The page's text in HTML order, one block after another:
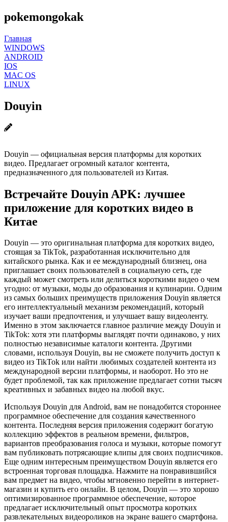
pokemongokak
Главная
WINDOWS
ANDROID
IOS
MAC OS
LINUX
Douyin
Douyin — официальная версия платформы для коротких
видео. Предлагает огромный каталог контента,
предназначенного для пользователей из Китая.
Встречайте Douyin APK: лучшее
приложение для коротких видео в
Китае
Douyin — это оригинальная платформа для коротких видео,
стоящая за TikTok, разработанная исключительно для
китайского рынка. Как и ее международный близнец, она
приглашает своих пользователей в социальную сеть, где
каждый может смотреть или делиться короткими видео о чем
угодно: от музыки, моды до образования и кулинарии. Одним
из самых больших преимуществ приложения Douyin является
его интеллектуальный механизм рекомендаций, который
изучает ваши предпочтения, и улучшает вашу видеоленту.
Именно в этом заключается главное различие между Douyin и
TikTok: хотя эти платформы выглядят почти одинаково, у них
полностью независимые каталоги контента. Другими
словами, используя Douyin, вы не сможете получить доступ к
видео из TikTok или найти любимых создателей контента из
международной версии платформы, и наоборот. Но это не
будет проблемой, так как приложение предлагает сотни тысяч
креативных и забавных видео на любой вкус.
Используя Douyin для Android, вам не понадобится стороннее
программное обеспечение для создания качественного
контента. Последняя версия приложения содержит богатую
коллекцию эффектов в реальном времени, фильтров,
вариантов преобразования голоса и музыки, которые помогут
вам публиковать потрясающие клипы для своих подписчиков.
Еще одним интересным преимуществом Douyin является его
встроенная торговая площадка. Нажмите на понравившийся
вам предмет на видео, чтобы мгновенно перейти в интернет-
магазин и купить его онлайн. В целом, Douyin — это хорошо
оптимизированное программное обеспечение, которое
предлагает исключительный опыт просмотра коротких
развлекательных видеороликов на экране вашего смартфона.